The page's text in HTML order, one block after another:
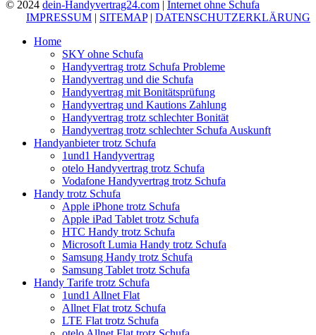
© 2024 dein-Handyvertrag24.com | Internet ohne Schufa
IMPRESSUM | SITEMAP| DATENSCHUTZERKLÄRUNG
Home
SKY ohne Schufa
Handyvertrag trotz Schufa Probleme
Handyvertrag und die Schufa
Handyvertrag mit Bonitätsprüfung
Handyvertrag und Kautions Zahlung
Handyvertrag trotz schlechter Bonität
Handyvertrag trotz schlechter Schufa Auskunft
Handyanbieter trotz Schufa
1und1 Handyvertrag
otelo Handyvertrag trotz Schufa
Vodafone Handyvertrag trotz Schufa
Handy trotz Schufa
Apple iPhone trotz Schufa
Apple iPad Tablet trotz Schufa
HTC Handy trotz Schufa
Microsoft Lumia Handy trotz Schufa
Samsung Handy trotz Schufa
Samsung Tablet trotz Schufa
Handy Tarife trotz Schufa
1und1 Allnet Flat
Allnet Flat trotz Schufa
LTE Flat trotz Schufa